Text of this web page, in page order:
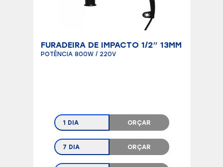
FURADEIRA DE IMPACTO 1/2” 13MM
POTÊNCIA 800W / 220V
1 DIA ORÇAR
7 DIA ORÇAR